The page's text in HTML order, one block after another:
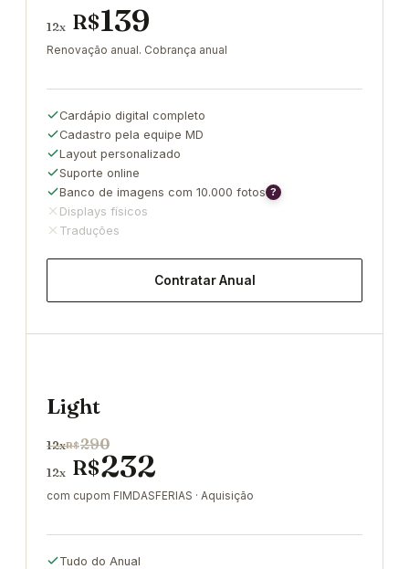
12x R$139
Renovação anual. Cobrança anual
Cardápio digital completo
Cadastro pela equipe MD
Layout personalizado
Suporte online
Banco de imagens com 10.000 fotos ?
Displays físicos
Traduções
Contratar Anual
Light
12xR$290
12x R$232
com cupom FIMDASFERIAS · Aquisição
Tudo do Anual